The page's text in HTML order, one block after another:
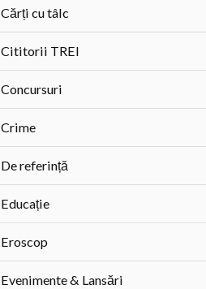
Cărți cu tâlc
Cititorii TREI
Concursuri
Crime
De referință
Educație
Eroscop
Evenimente & Lansări